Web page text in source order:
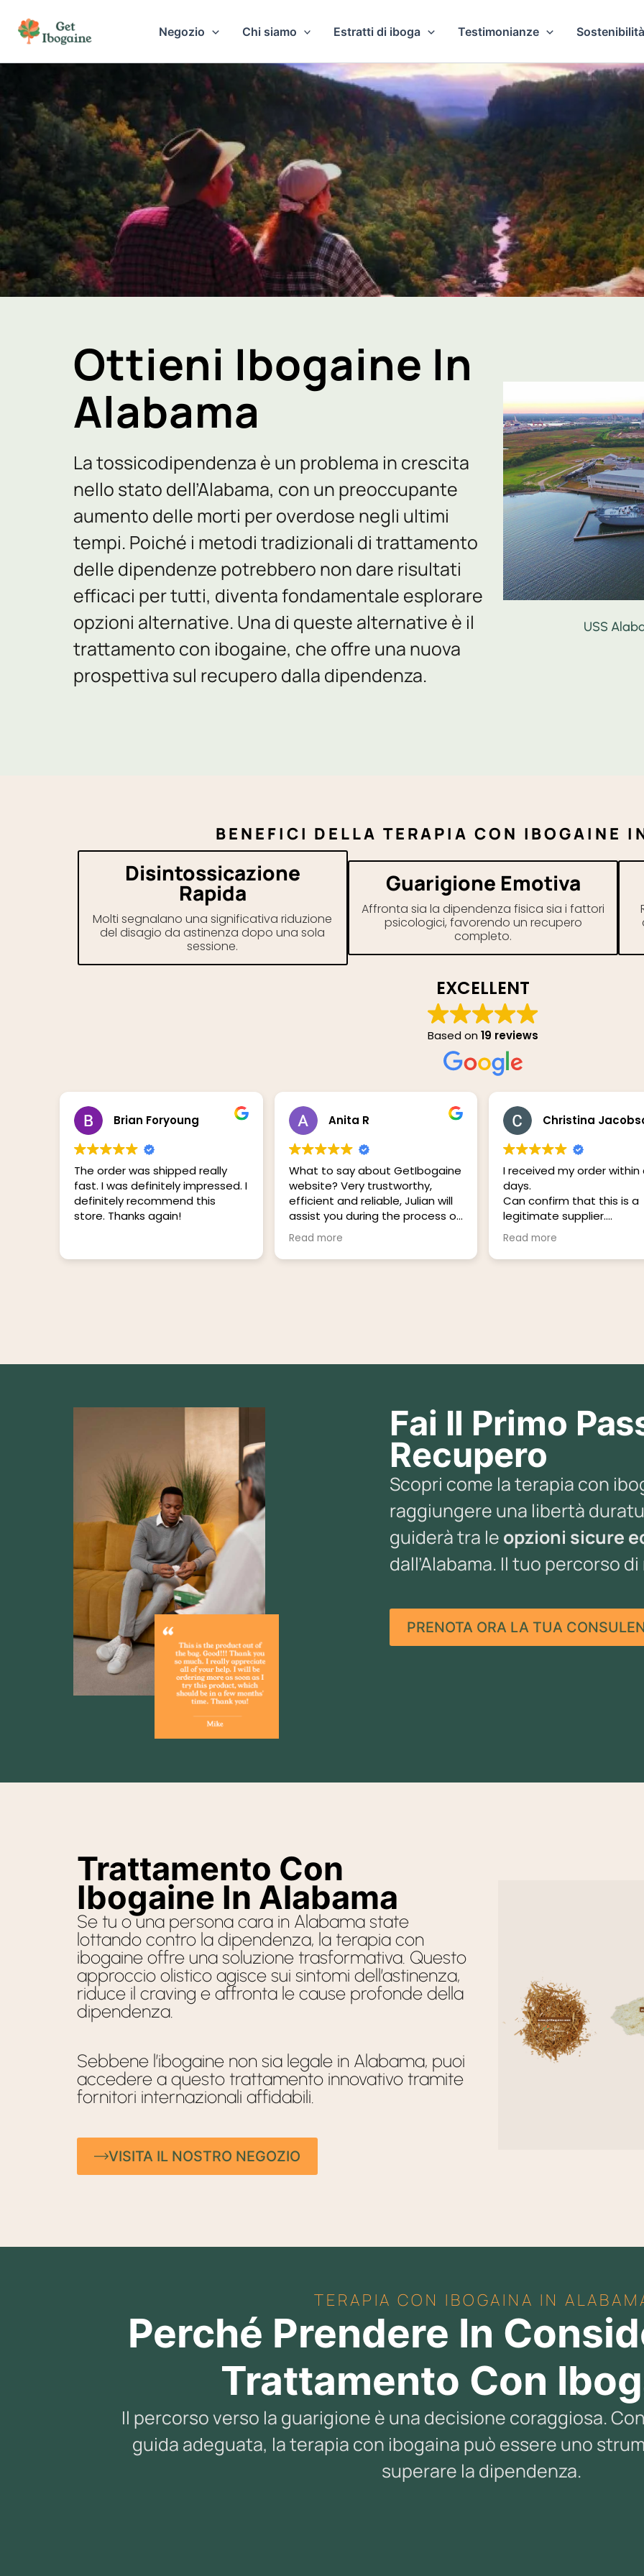
Negozio Chi siamo Estratti di iboga Testimonianze
Ottieni Ibogaine In
Alabama
La tossicodipendenza è un problema in crescita
nello stato dell’Alabama, con un preoccupante
aumento delle morti per overdose negli ultimi
tempi. Poiché i metodi tradizionali di trattamento
delle dipendenze potrebbero non dare risultati
efficaci per tutti, diventa fondamentale esplorare
opzioni alternative. Una di queste alternative è il
trattamento con ibogaine, che offre una nuova
prospettiva sul recupero dalla dipendenza.
USS
BENEFICI DELLA TERAPIA CON IBOGAINE
Disintossicazione
Rapida
Molti segnalano una significativa riduzione
del disagio da astinenza dopo una sola
sessione.
Guarigione Emotiva
Affronta sia la dipendenza fisica sia i fattori
psicologici, favorendo un recupero
completo.
EXCELLENT
Based on 19 reviews
Brian Foryoung
The order was shipped really
fast. I was definitely impressed. I
definitely recommend this
store. Thanks again!
Anita R
What to say about GetIbogaine
website? Very trustworthy,
efficient and reliable, Julian will
assist you during the process of
the purchase. From the start to
the end giving you updates of
everything. The product came
it’s like I have found my balance
way I’m going back. I have
peace. It’s like all of the pain
that I have in my mind soul and
body are fading away. It is a
miracle. I highly recommend this
website and their products..
There’s no way to describe it.
You just have to try it and see it
for yourself. The experiences
are amazing. It is truly amazing
and I’m so grateful that I came
support and thank you for
guiding me on how to use it
Read more
Christina
I received my order within
days.
Can confirm that this is a
legitimate supplier.
Great communication
Read more
Fai Il Primo
Recupero
Scopri come la terapia con
raggiungere una libertà
guiderà tra le opzioni sicure
dall’Alabama. Il tuo percorso
PRENOTA ORA LA TUA
Trattamento Con
Ibogaine In Alabama
Se tu o una persona cara in Alabama state
lottando contro la dipendenza, la terapia con
ibogaine offre una soluzione trasformativa. Questo
approccio olistico agisce sui sintomi dell’astinenza,
riduce il craving e affronta le cause profonde della
dipendenza.
Sebbene l’ibogaine non sia legale in Alabama, puoi
accedere a questo trattamento innovativo tramite
fornitori internazionali affidabili.
VISITA IL NOSTRO NEGOZIO
Radice
Di
Iboga
TERAPIA CON IBOGAINA IN
Perché Prendere In
Trattamento Con
Il percorso verso la guarigione è una decisione coraggiosa.
guida adeguata, la terapia con ibogaina può essere uno
superare la dipendenza.